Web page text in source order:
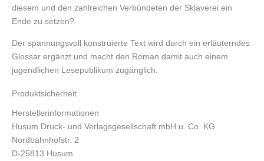
diesem und den zahlreichen Verbündeten der Sklaverei ein
Ende zu setzen?
Der spannungsvoll konstruierte Text wird durch ein erläuterndes
Glossar ergänzt und macht den Roman damit auch einem
jugendlichen Lesepublikum zugänglich.
Produktsicherheit
Herstellerinformationen
Husum Druck- und Verlagsgesellschaft mbH u. Co. KG
Nordbahnhofstr. 2
D-25813 Husum